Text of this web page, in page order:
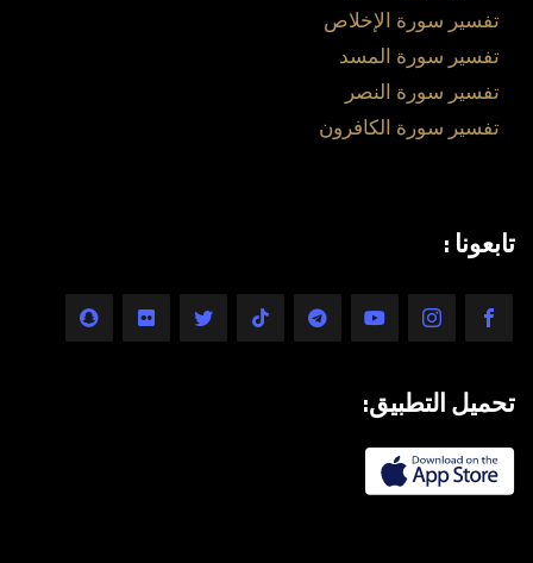
تفسير سورة الإخلاص
تفسير سورة المسد
تفسير سورة النصر
تفسير سورة الكافرون
تابعونا :
تحميل التطبيق: